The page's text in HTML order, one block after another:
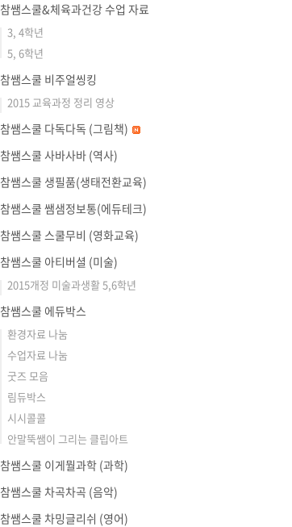
참쌤스쿨&체육과건강 수업 자료
3, 4학년
5, 6학년
참쌤스쿨 비주얼씽킹
2015 교육과정 정리 영상
참쌤스쿨 다독다독 (그림책)
참쌤스쿨 사바사바 (역사)
참쌤스쿨 생필품(생태전환교육)
참쌤스쿨 쌤샘정보통(에듀테크)
참쌤스쿨 스쿨무비 (영화교육)
참쌤스쿨 아티버셜 (미술)
2015개정 미술과생활 5,6학년
참쌤스쿨 에듀박스
환경자료 나눔
수업자료 나눔
굿즈 모음
림듀박스
시시콜콜
안말뚝쌤이 그리는 클립아트
참쌤스쿨 이게뭘과학 (과학)
참쌤스쿨 차곡차곡 (음악)
참쌤스쿨 차밍글리쉬 (영어)